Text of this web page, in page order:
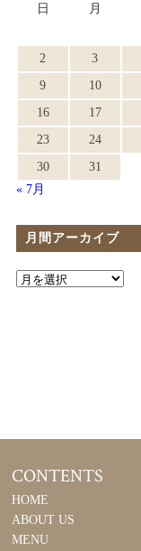
日
月
2
3
9
10
16
17
23
24
30
31
« 7月
月間アーカイブ
CONTENTS
HOME
ABOUT US
MENU